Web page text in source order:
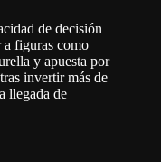
de decisión
a figuras como
y apuesta por
invertir más de
llegada de